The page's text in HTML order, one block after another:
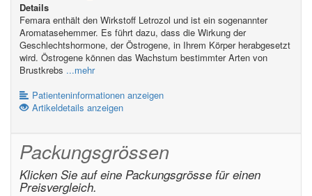
Details
Femara enthält den Wirkstoff Letrozol und ist ein sogenannter
Aromatasehemmer. Es führt dazu, dass die Wirkung der
Geschlechtshormone, der Östrogene, in Ihrem Körper herabgesetzt
wird. Östrogene können das Wachstum bestimmter Arten von
Brustkrebs ...mehr
Patienteninformationen anzeigen
Artikeldetails anzeigen
Packungsgrössen
Klicken Sie auf eine Packungsgrösse für einen
Preisvergleich.